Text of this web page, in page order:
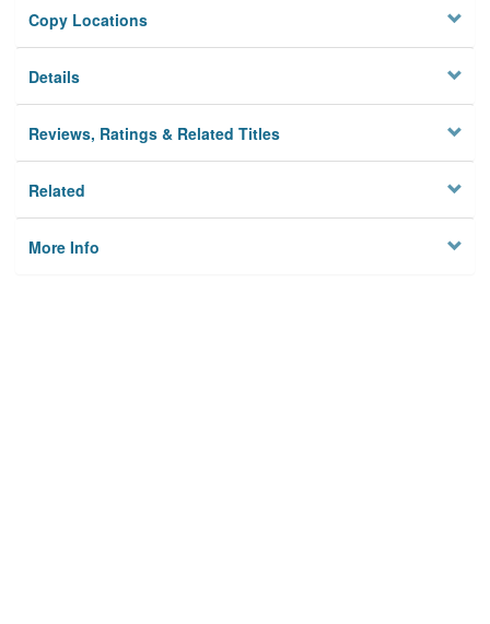
Copy Locations
Details
Reviews, Ratings & Related Titles
Related
More Info